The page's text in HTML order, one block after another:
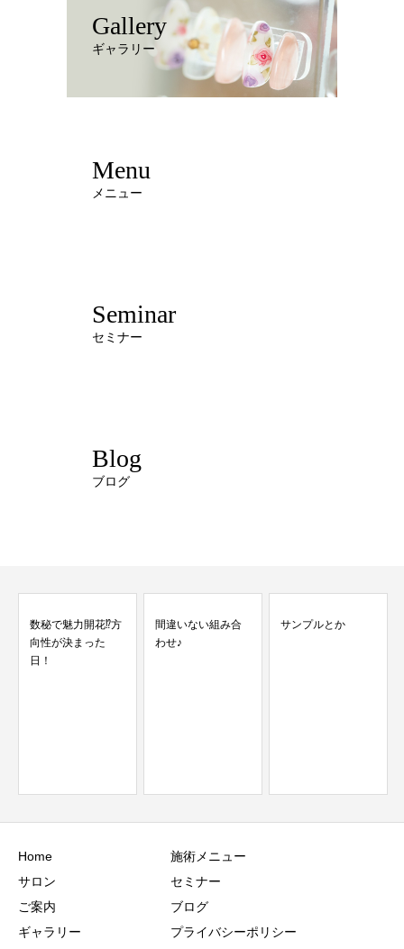
Gallery
ギャラリー
Menu
メニュー
Seminar
セミナー
Blog
ブログ
間違いない組み合
わせ♪
サンプルとか
Home
サロン
ご案内
ギャラリー
施術メニュー
セミナー
ブログ
プライバシーポリシー